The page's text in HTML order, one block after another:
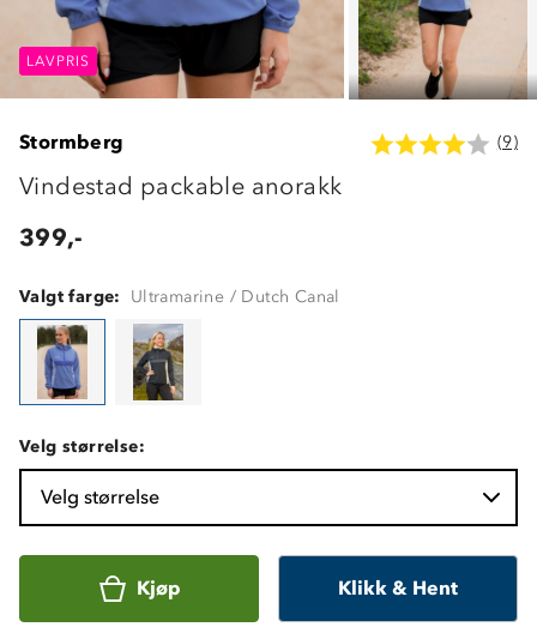
LAVPRIS LAVPRIS
LAVPRIS
Stormberg (9)
Vindestad packable anorakk
399,-
Valgt farge: Ultramarine / Dutch Canal
Velg størrelse:
Velg størrelse
Kjøp Klikk & Hent